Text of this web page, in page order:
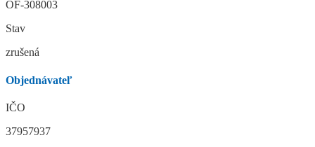
OF-308003
Stav
zrušená
Objednávateľ
IČO
37957937